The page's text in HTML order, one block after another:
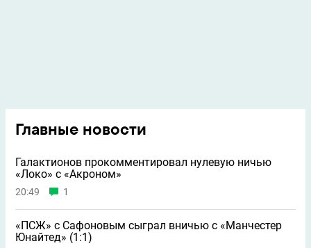
Главные новости
Галактионов прокомментировал нулевую ничью
«Локо» с «Акроном»
20:49 1
«ПСЖ» с Сафоновым сыграл вничью с «Манчестер
Юнайтед» (1:1)